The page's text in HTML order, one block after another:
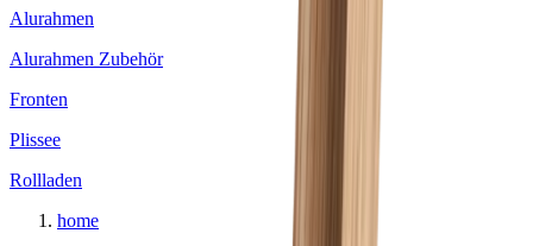
Alurahmen
Alurahmen Zubehör
Fronten
Plissee
Rollladen
home